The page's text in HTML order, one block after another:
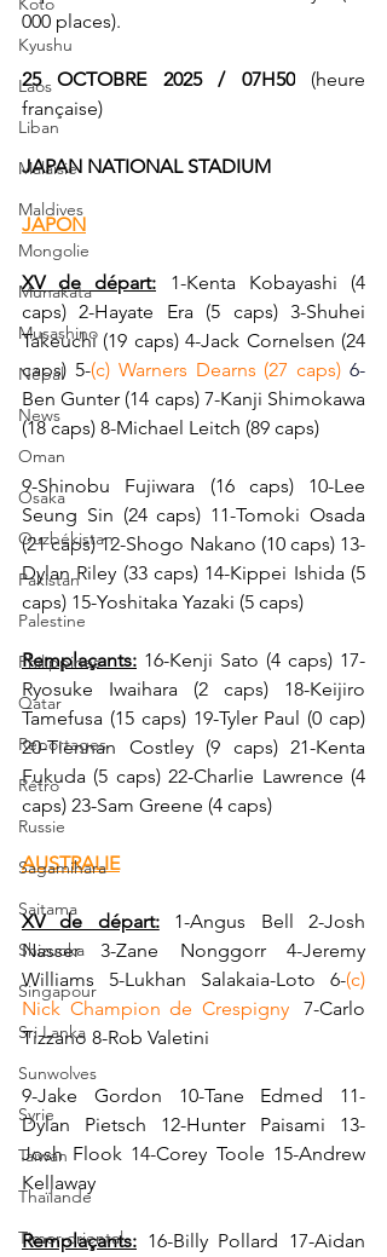
Kyushu
Laos
Liban
Malaisie
Maldives
Mongolie
Munakata
Musashino
Népal
News
Oman
Osaka
Ouzbékistan
Pakistan
Palestine
Philippines
Qatar
Reportages
Rétro
Russie
Sagamihara
Saitama
Shizuoka
Singapour
Sri Lanka
Sunwolves
Syrie
Taïwan
Thaïlande
Timor oriental
000 places).
25 OCTOBRE 2025 / 07H50 (heure
française)
JAPAN NATIONAL STADIUM
JAPON
XV de départ: 1-Kenta Kobayashi (4
caps) 2-Hayate Era (5 caps) 3-Shuhei
Takeuchi (19 caps) 4-Jack Cornelsen (24
caps) 5-(c) Warners Dearns (27 caps) 6-
Ben Gunter (14 caps) 7-Kanji Shimokawa
(18 caps) 8-Michael Leitch (89 caps)
9-Shinobu Fujiwara (16 caps) 10-Lee
Seung Sin (24 caps) 11-Tomoki Osada
(21 caps) 12-Shogo Nakano (10 caps) 13-
Dylan Riley (33 caps) 14-Kippei Ishida (5
caps) 15-Yoshitaka Yazaki (5 caps)
Remplaçants: 16-Kenji Sato (4 caps) 17-
Ryosuke Iwaihara (2 caps) 18-Keijiro
Tamefusa (15 caps) 19-Tyler Paul (0 cap)
20-Tiennan Costley (9 caps) 21-Kenta
Fukuda (5 caps) 22-Charlie Lawrence (4
caps) 23-Sam Greene (4 caps)
AUSTRALIE
XV de départ: 1-Angus Bell 2-Josh
Nasser 3-Zane Nonggorr 4-Jeremy
Williams 5-Lukhan Salakaia-Loto 6-(c)
Nick Champion de Crespigny- 7-Carlo
Tizzano 8-Rob Valetini
9-Jake Gordon 10-Tane Edmed 11-
Dylan Pietsch 12-Hunter Paisami 13-
Josh Flook 14-Corey Toole 15-Andrew
Kellaway
Remplaçants: 16-Billy Pollard 17-Aidan